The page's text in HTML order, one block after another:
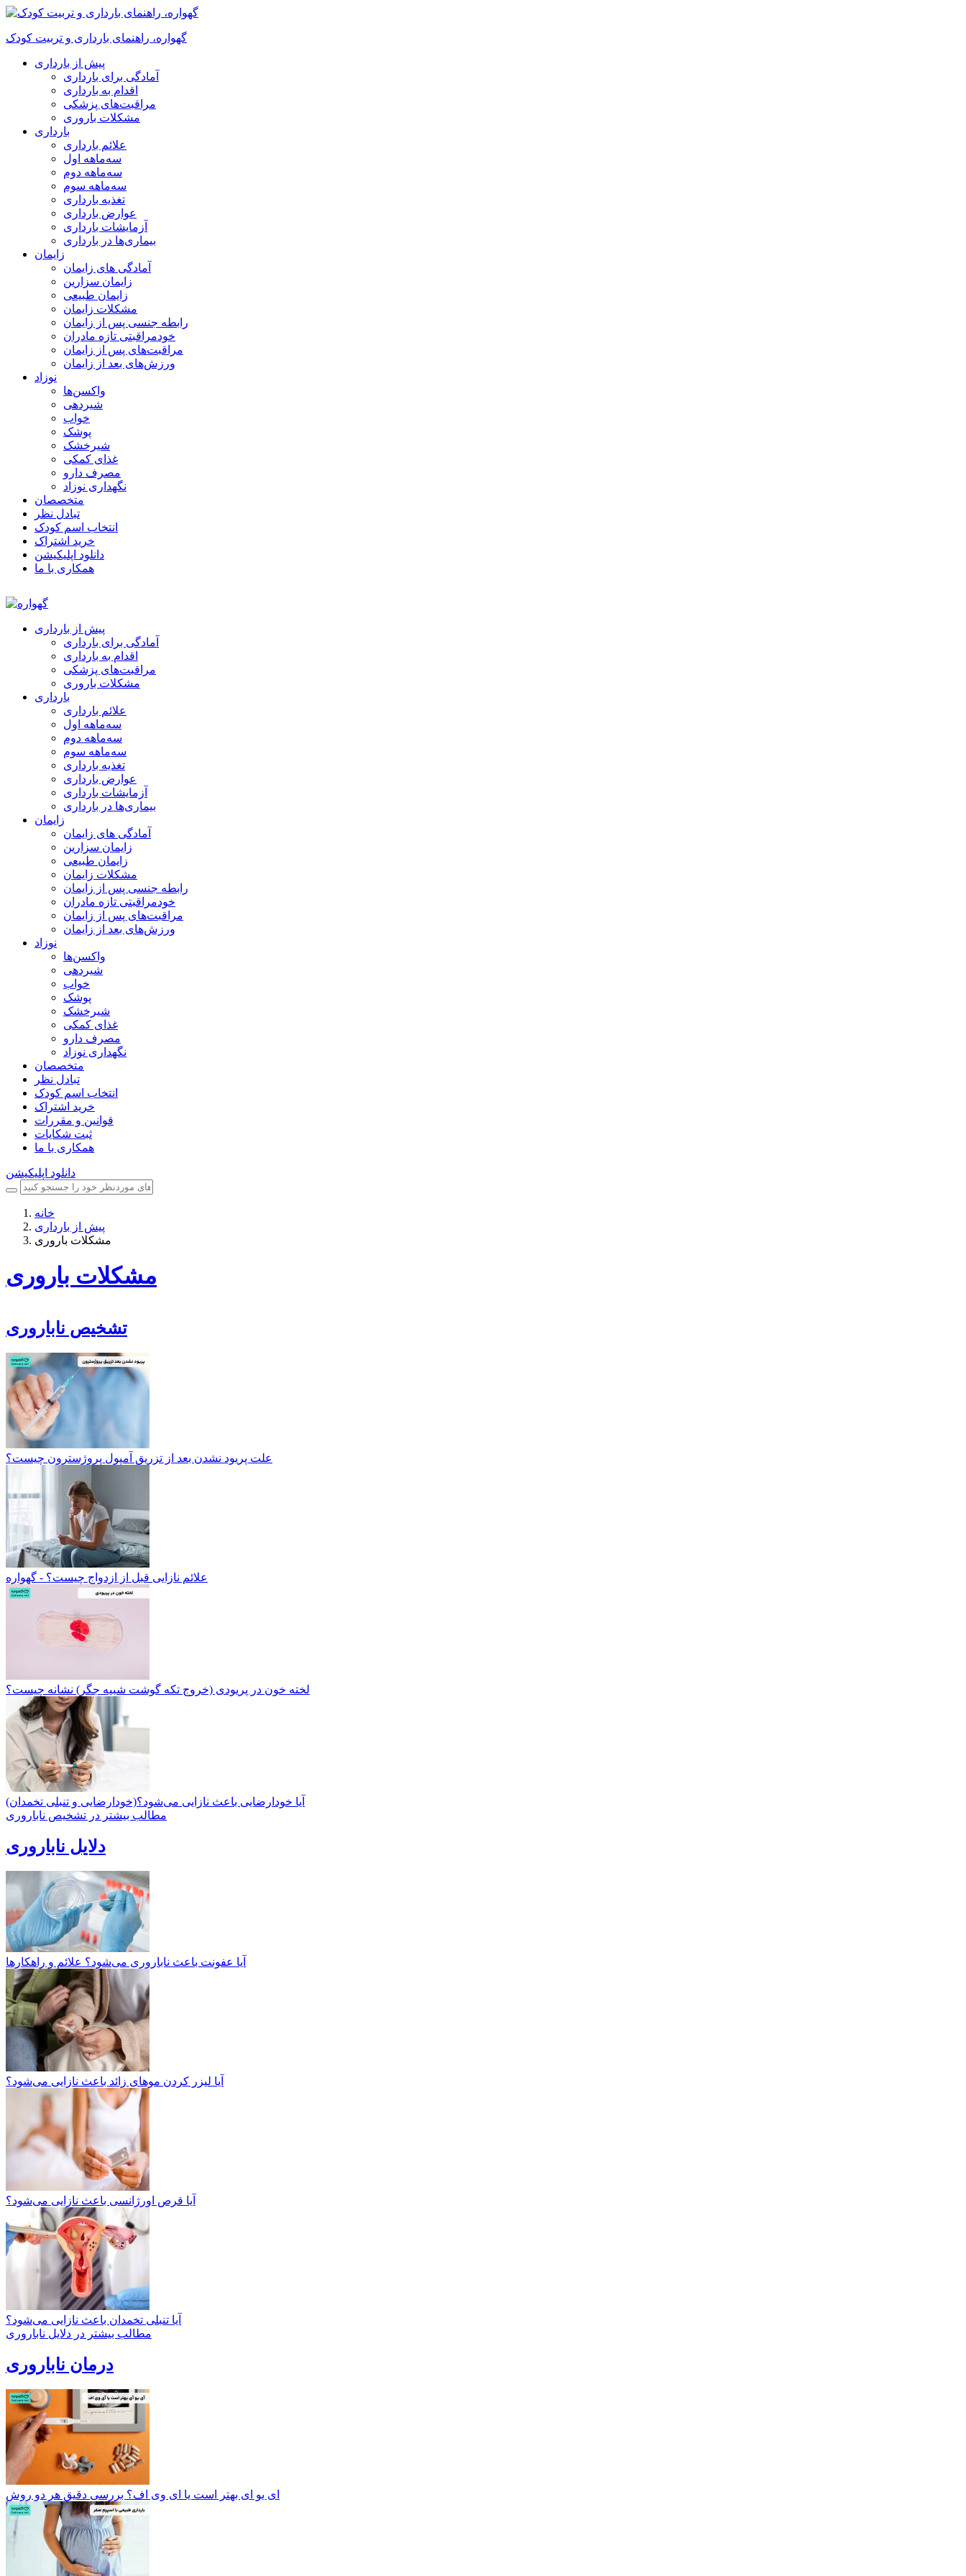
گهواره، راهنمای بارداری و تربیت کودک
پیش از بارداری
آمادگی برای بارداری
اقدام به بارداری
مراقبت‌های پزشکی
مشکلات باروری
بارداری
علائم بارداری
سه‌ماهه اول
سه‌ماهه دوم
سه‌ماهه سوم
تغذیه بارداری
عوارض بارداری
آزمایشات بارداری
بیماری‌ها در بارداری
زایمان
آمادگی های زایمان
زایمان سزارین
زایمان طبیعی
مشکلات زایمان
رابطه جنسی پس از زایمان
خودمراقبتی تازه مادران
مراقبت‌های پس از زایمان
ورزش‌های بعد از زایمان
نوزاد
واکسن‌ها
شیردهی
خواب
پوشک
شیرخشک
غذای کمکی
مصرف دارو
نگهداری نوزاد
متخصصان
تبادل نظر
انتخاب اسم کودک
خرید اشتراک
دانلود اپلیکیشن
همکاری با ما
پیش از بارداری
آمادگی برای بارداری
اقدام به بارداری
مراقبت‌های پزشکی
مشکلات باروری
بارداری
علائم بارداری
سه‌ماهه اول
سه‌ماهه دوم
سه‌ماهه سوم
تغذیه بارداری
عوارض بارداری
آزمایشات بارداری
بیماری‌ها در بارداری
زایمان
آمادگی های زایمان
زایمان سزارین
زایمان طبیعی
مشکلات زایمان
رابطه جنسی پس از زایمان
خودمراقبتی تازه مادران
مراقبت‌های پس از زایمان
ورزش‌های بعد از زایمان
نوزاد
واکسن‌ها
شیردهی
خواب
پوشک
شیرخشک
غذای کمکی
مصرف دارو
نگهداری نوزاد
متخصصان
تبادل نظر
انتخاب اسم کودک
خرید اشتراک
قوانین و مقررات
ثبت شکایات
همکاری با ما
دانلود اپلیکیشن
خانه
پیش از بارداری
مشکلات باروری
مشکلات باروری
تشخیص ناباروری
علت پریود نشدن بعد از تزریق آمپول پروژسترون چیست؟
علائم نازایی قبل از ازدواج چیست؟ - گهواره
لخته خون در پریودی (خروج تکه گوشت شبیه جگر) نشانه چیست؟
آیا خودارضایی باعث نازایی می‌شود؟(خودارضایی و تنبلی تخمدان)
مطالب بیشتر در تشخیص ناباروری
دلایل ناباروری
آیا عفونت باعث ناباروری می‌شود؟ علائم و راهکارها
آیا لیزر کردن موهای زائد باعث نازایی می‌شود؟
آیا قرص اورژانسی باعث نازایی می‌شود؟
آیا تنبلی تخمدان باعث نازایی می‌شود؟
مطالب بیشتر در دلایل ناباروری
درمان ناباروری
ای یو ای بهتر است یا ای وی اف؟ بررسی دقیق هر دو روش